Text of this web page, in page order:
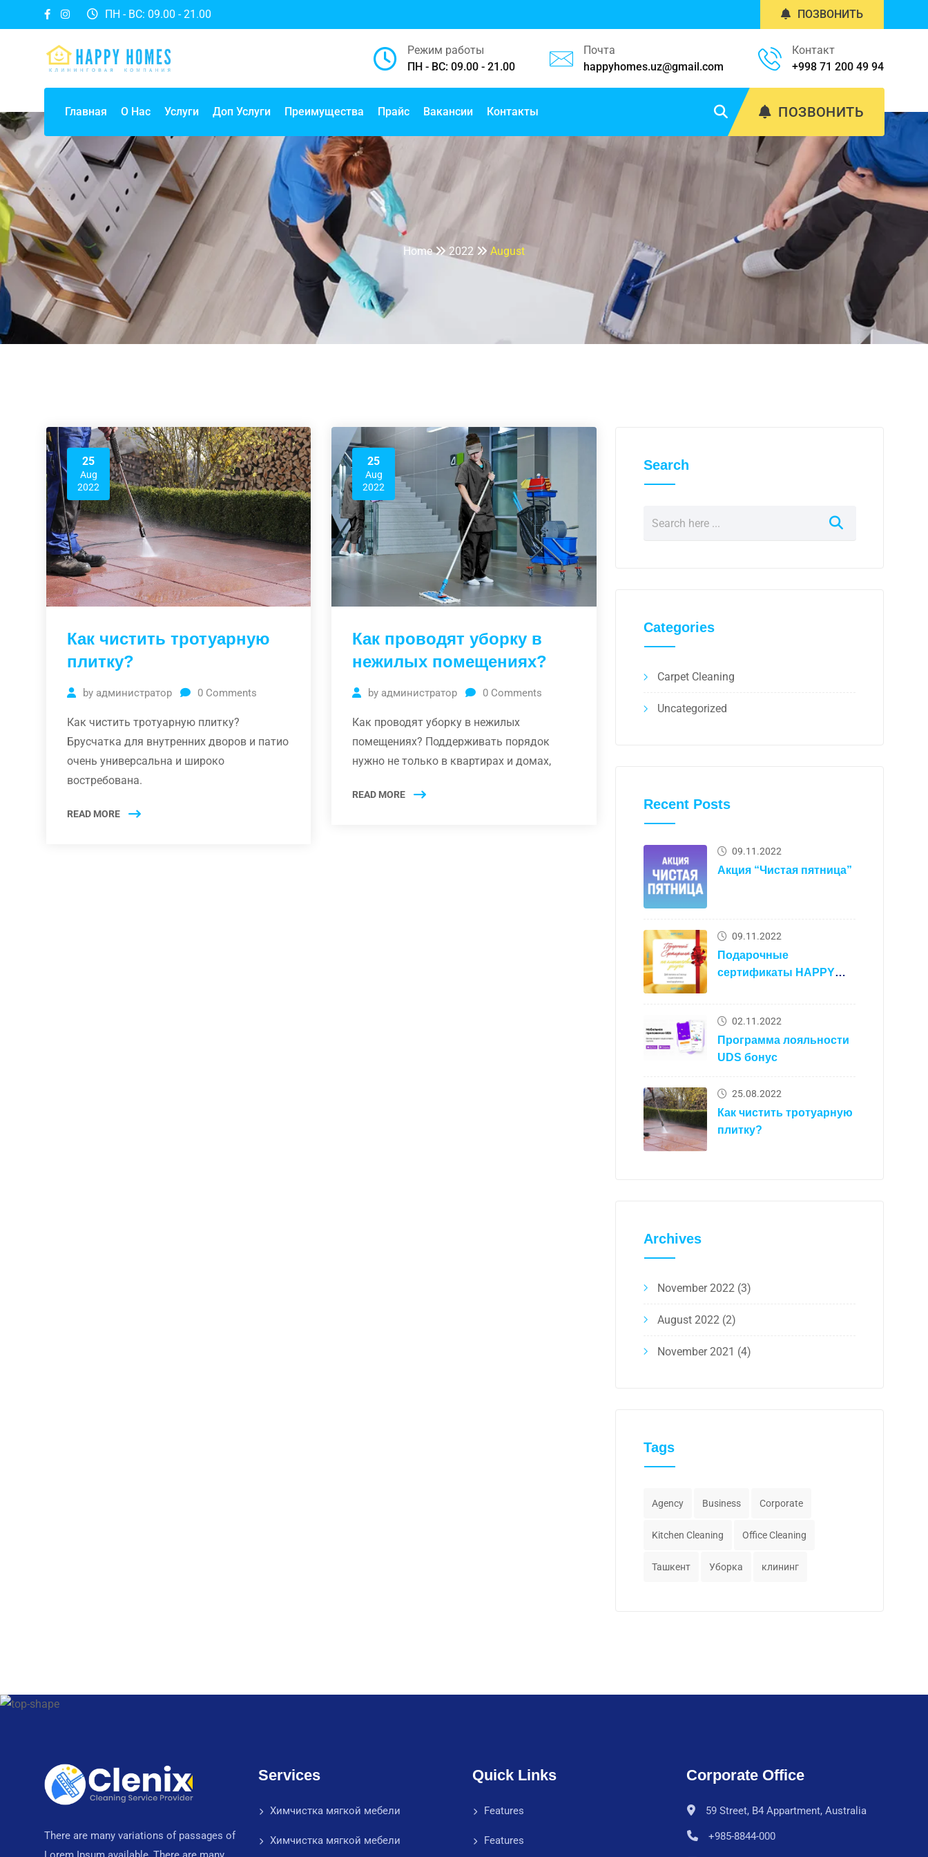
ПН - ВС: 09.00 - 21.00 ПОЗВОНИТЬ
Режим работы
ПН - ВС: 09.00 - 21.00
Почта
happyhomes.uz@gmail.com
Контакт
+998 71 200 49 94
Главная О Нас Услуги Доп Услуги Преимущества Прайс Вакансии Контакты ПОЗВОНИТЬ
Month: August 2022
Home 2022 August
25
Aug
2022
Как чистить тротуарную
плитку?
by администратор 0 Comments
Как чистить тротуарную плитку?
Брусчатка для внутренних дворов и патио
очень универсальна и широко
востребована.
READ MORE
25
Aug
2022
Как проводят уборку в
нежилых помещениях?
by администратор 0 Comments
Как проводят уборку в нежилых
помещениях? Поддерживать порядок
нужно не только в квартирах и домах,
READ MORE
Search
Categories
Carpet Cleaning
Uncategorized
Recent Posts
09.11.2022
Акция “Чистая пятница”
09.11.2022
Подарочные
сертификаты HAPPY
02.11.2022
Программа лояльности
UDS бонус
25.08.2022
Как чистить тротуарную
плитку?
Archives
November 2022 (3)
August 2022 (2)
November 2021 (4)
Tags
Agency Business Corporate
Kitchen Cleaning Office Cleaning
Ташкент Уборка клининг
There are many variations of passages of
Services
Химчистка мягкой мебели
Химчистка мягкой мебели
Quick Links
Features
Features
Corporate Office
59 Street, B4 Appartment, Australia
+985-8844-000